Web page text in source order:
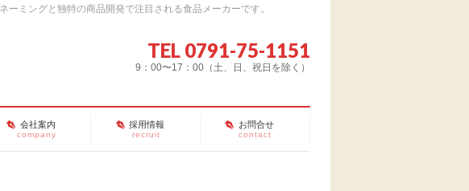
ミングと独特の商品開発で注目される食品メーカーです。
TEL 0791-75-1151
9：00〜17：00（土、日、祝日を除く）
会社案内
company
採用情報
recruit
お問合せ
contact